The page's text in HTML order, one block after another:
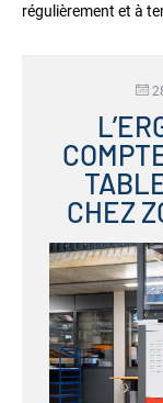
régulièrement et à
CHEZ